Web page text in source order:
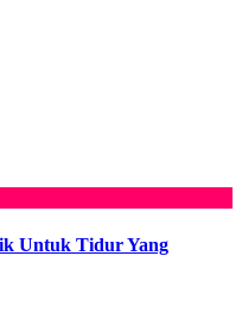
Untuk Tidur Yang